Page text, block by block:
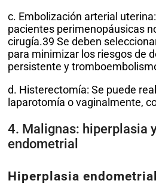
c. Embolización arterial
pacientes perimenopáusicas
cirugía.39 Se deben
para minimizar los riesgos de
persistente y
d. Histerectomía: Se puede
laparotomía o vaginalmente,
4. Malignas: hiperplasia
endometrial
Hiperplasia